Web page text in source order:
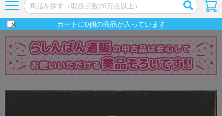
カートに0個の商品が入っています